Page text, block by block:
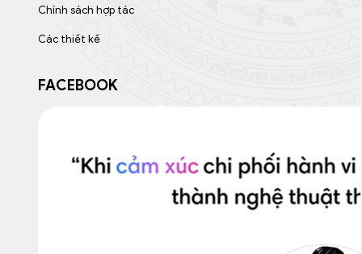
Chính sách hợp tác
Các thiết kế
FACEBOOK